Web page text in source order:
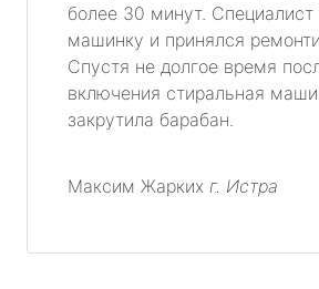
более 30 минут. Специалист
машинку и принялся
Спустя не долгое время
включения стиральная
закрутила барабан.
Максим Жарких г. Истра